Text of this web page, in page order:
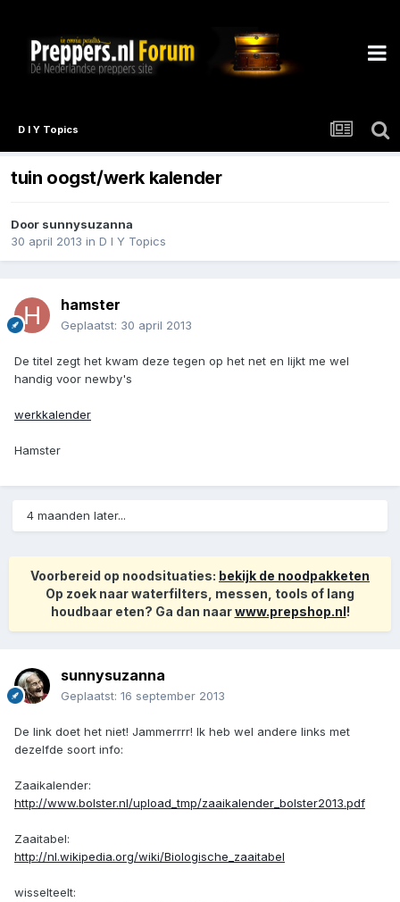
D I Y Topics
tuin oogst/werk kalender
Door sunnysuzanna
30 april 2013 in D I Y Topics
hamster
Geplaatst: 30 april 2013
De titel zegt het kwam deze tegen op het net en lijkt me wel
handig voor newby's
werkkalender
Hamster
4 maanden later...
Voorbereid op noodsituaties: bekijk de noodpakketen
Op zoek naar waterfilters, messen, tools of lang
houdbaar eten? Ga dan naarwww.prepshop.nl!
sunnysuzanna
Geplaatst: 16 september 2013
De link doet het niet! Jammerrrr! Ik heb wel andere links met
dezelfde soort info:
Zaaikalender:
http://www.bolster.nl/upload_tmp/zaaikalender_bolster2013.pdf
Zaaitabel:
http://nl.wikipedia.org/wiki/Biologische_zaaitabel
wisselteelt: